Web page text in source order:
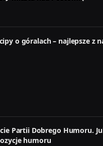
o góralach – najlepsze z
Partii Dobrego Humoru.
humoru